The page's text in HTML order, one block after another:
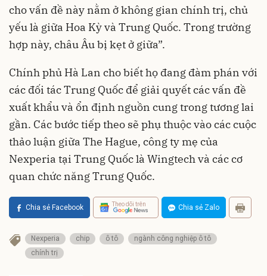
cho vấn đề này nằm ở không gian chính trị, chủ
yếu là giữa Hoa Kỳ và Trung Quốc. Trong trường
hợp này, châu Âu bị kẹt ở giữa”.
Chính phủ Hà Lan cho biết họ đang đàm phán với
các đối tác Trung Quốc để giải quyết các vấn đề
xuất khẩu và ổn định nguồn cung trong tương lai
gần. Các bước tiếp theo sẽ phụ thuộc vào các cuộc
thảo luận giữa The Hague, công ty mẹ của
Nexperia tại Trung Quốc là Wingtech và các cơ
quan chức năng Trung Quốc.
Chia sẻ Facebook Theo dõi trên Chia sẻ Zalo
Nexperia chip ô tô
ngành công nghiệp ô tô
chính trị